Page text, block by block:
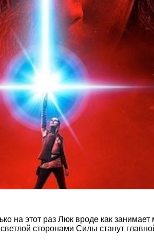
на этот раз Люк вроде как
сторонами Силы станут